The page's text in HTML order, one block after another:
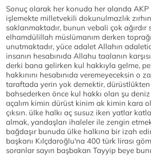
Sonuç olarak her konuda her alanda AKP
işlemekte milletvekili dokunulmazlık
saklanmaktadır, bunun vebali çok ağırdır
elhamdülillah müslümanım derken
unutmaktadır, yüce adalet Allahın
insanın hesabınıda Allahu taalanın
derki bana gelirken kul hakkıyla gelme,
hakkınını hesabınıda veremeyeceksin o
taraftada yerin yok demektir,
bahsederken önce kul hakkı olan şu deniz
açalım kimin dürüst kinim ak kimin kara
çıksın. ülke halkı aç susuz iken yatlar
almak, yandaşları ihaleler ile zengin
bağdaşır bunuda ülke halkına bir izah
başkanı Kılçdaroğlu'na 400 türk lirası
soranlar sayın başbakan Tayyip beye